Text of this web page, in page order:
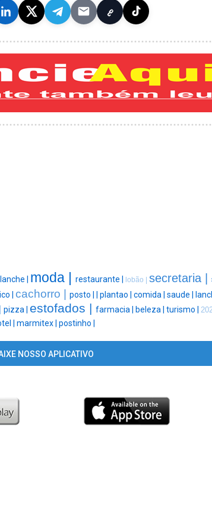
lanche | moda | restaurante | lobão | secretaria |
| cachorro | posto | plantao | comida | saude |
pizza | estofados | farmacia | beleza | turismo |
| marmitex | postinho |
NOSSO APLICATIVO